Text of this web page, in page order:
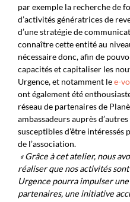
par exemple la recherche de
d’activités génératrices de
d’une stratégie de
connaître cette entité au
nécessaire donc, afin de
capacités et capitaliser les
Urgence, et notamment lee-
ont également été
réseau de partenaires de
ambassadeurs auprès
susceptibles d’être intéressés
de l’association.
« Grâce à cet atelier, nous
réaliser que nos activités
Urgence pourra impulser une
partenaires, une initiative